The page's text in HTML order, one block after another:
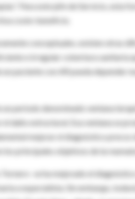
Para este jefe de Servicio, esta
coste-beneficio.
conceptuales, existen otras
e irregular cobertura sanitaria
un paciente con AR pueda depender
un periodo denominado ventana
daño estructural. Esa ventana se
mejorar el diagnóstico
principales objetivos de la
Tornero- se ha mejorado el
a especialista. Sin embargo,